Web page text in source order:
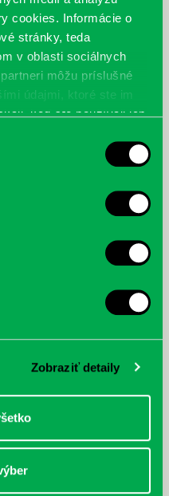
cookies. Informácie o
stránky, teda
v oblasti sociálnych
môžu príslušné
údajmi, ktoré ste im
keď ste používali ich
Zobraziť detaily